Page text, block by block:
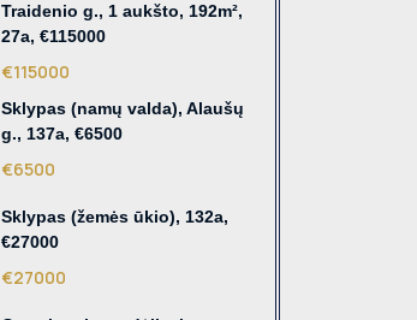
Traidenio g., 1 aukšto, 192m²,
27a, €115000
€115000
Sklypas (namų valda), Alaušų
g., 137a, €6500
€6500
Sklypas (žemės ūkio), 132a,
€27000
€27000